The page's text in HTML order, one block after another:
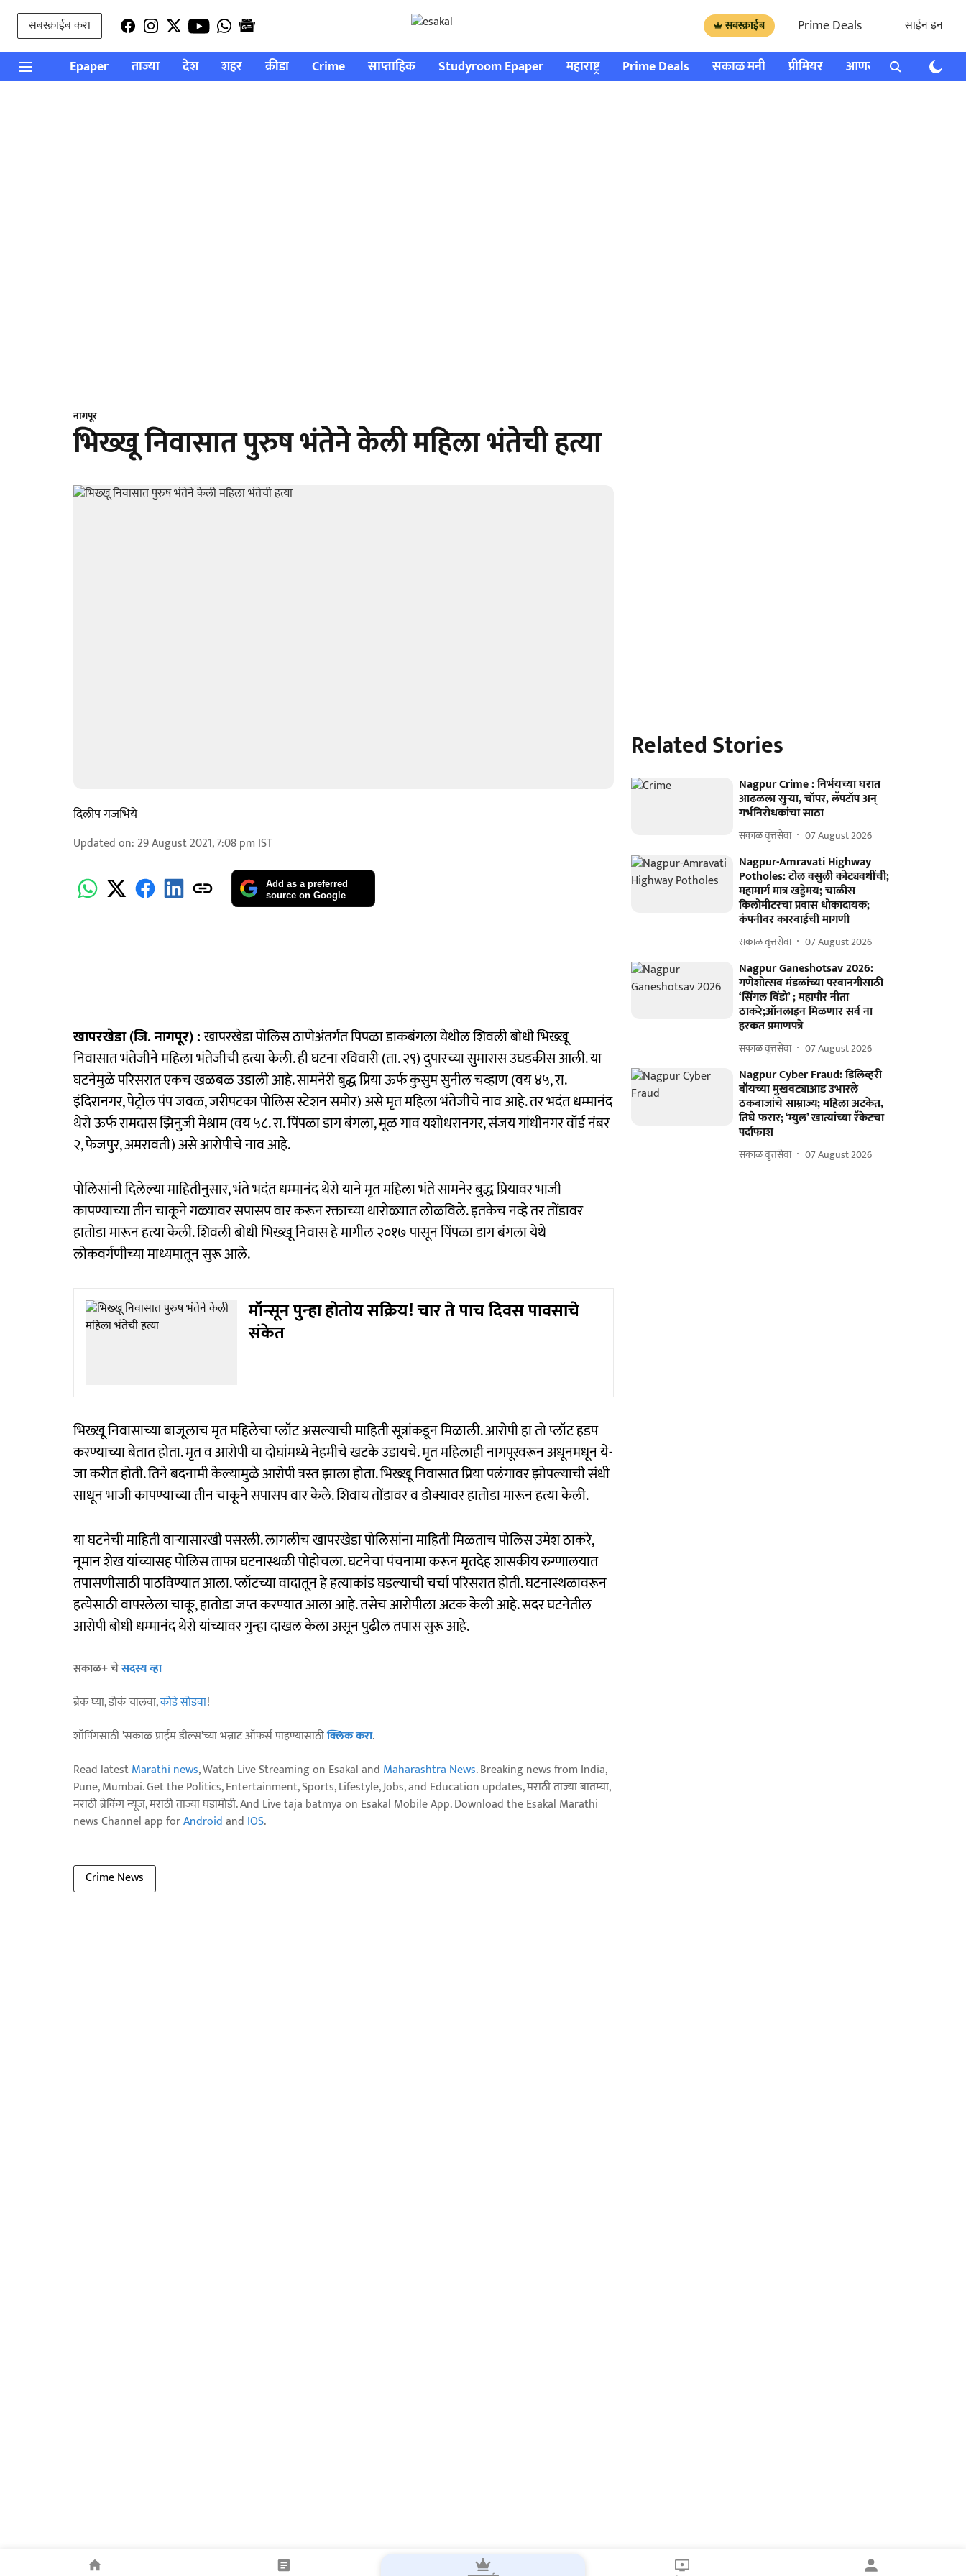
सबस्क्राईब करा सबस्क्राईब Prime Deals साईन इन
Epaper ताज्या देश शहर क्रीडा Crime साप्ताहिक Studyroom Epaper महाराष्ट्र Prime Deals सकाळ मनी प्रीमियर आणखी राशी भविष्य
नागपूर
भिख्खू निवासात पुरुष भंतेने केली महिला भंतेची हत्या
दिलीप गजभिये
Updated on: 29 August 2021, 7:08 pm IST
Add as a preferred
source on Google
खापरखेडा (जि. नागपूर) :खापरखेडा पोलिस ठाणेअंतर्गत पिपळा डाकबंगला येथील शिवली बोधी भिख्खू
निवासात भंतेजीने महिला भंतेजीची हत्या केली. ही घटना रविवारी (ता. २९) दुपारच्या सुमारास उघडकीस आली. या
घटनेमुळे परिसरात एकच खळबळ उडाली आहे. सामनेरी बुद्ध प्रिया ऊर्फ कुसुम सुनील चव्हाण (वय ४५, रा.
इंदिरानगर, पेट्रोल पंप जवळ, जरीपटका पोलिस स्टेशन समोर) असे मृत महिला भंतेजीचे नाव आहे. तर भदंत धम्मानंद
थेरो ऊर्फ रामदास झिनुजी मेश्राम (वय ५८. रा. पिंपळा डाग बंगला, मूळ गाव यशोधरानगर, संजय गांधीनगर वॉर्ड नंबर
२, फेजपुर, अमरावती) असे आरोपीचे नाव आहे.
पोलिसांनी दिलेल्या माहितीनुसार, भंते भदंत धम्मानंद थेरो याने मृत महिला भंते सामनेर बुद्ध प्रियावर भाजी
कापण्याच्या तीन चाकूने गळ्यावर सपासप वार करून रक्ताच्या थारोळ्यात लोळविले. इतकेच नव्हे तर तोंडावर
हातोडा मारून हत्या केली. शिवली बोधी भिख्खू निवास हे मागील २०१७ पासून पिंपळा डाग बंगला येथे
लोकवर्गणीच्या माध्यमातून सुरू आले.
मॉन्सून पुन्‍हा होतोय सक्रिय! चार ते पाच दिवस पावसाचे
संकेत
भिख्खू निवासाच्या बाजूलाच मृत महिलेचा प्लॉट असल्याची माहिती सूत्रांकडून मिळाली. आरोपी हा तो प्लॉट हडप
करण्याच्या बेतात होता. मृत व आरोपी या दोघांमध्ये नेहमीचे खटके उडायचे. मृत महिलाही नागपूरवरून अधूनमधून ये-
जा करीत होती. तिने बदनामी केल्यामुळे आरोपी त्रस्त झाला होता. भिख्खू निवासात प्रिया पलंगावर झोपल्याची संधी
साधून भाजी कापण्याच्या तीन चाकूने सपासप वार केले. शिवाय तोंडावर व डोक्यावर हातोडा मारून हत्या केली.
या घटनेची माहिती वाऱ्यासारखी पसरली. लागलीच खापरखेडा पोलिसांना माहिती मिळताच पोलिस उमेश ठाकरे,
नूमान शेख यांच्यासह पोलिस ताफा घटनास्थळी पोहोचला. घटनेचा पंचनामा करून मृतदेह शासकीय रुग्णालयात
तपासणीसाठी पाठविण्यात आला. प्लॉटच्या वादातून हे हत्याकांड घडल्याची चर्चा परिसरात होती. घटनास्थळावरून
हत्येसाठी वापरलेला चाकू, हातोडा जप्त करण्यात आला आहे. तसेच आरोपीला अटक केली आहे. सदर घटनेतील
आरोपी बोधी धम्मानंद थेरो यांच्यावर गुन्हा दाखल केला असून पुढील तपास सुरू आहे.
सकाळ+ चेसदस्य व्हा
ब्रेक घ्या, डोकं चालवा,कोडे सोडवा!
शॉपिंगसाठी 'सकाळ प्राईम डील्स'च्या भन्नाट ऑफर्स पाहण्यासाठीक्लिक करा.
Read latestMarathi news, Watch Live Streaming on Esakal and Maharashtra News. Breaking news from India,
Pune, Mumbai. Get the Politics, Entertainment, Sports, Lifestyle, Jobs, and Education updates, मराठी ताज्या बातम्या,
मराठी ब्रेकिंग न्यूज, मराठी ताज्या घडामोडी. And Live taja batmya on Esakal Mobile App. Download the Esakal Marathi
news Channel app forAndroidand IOS.
Crime News
Related Stories
Nagpur Crime : निर्भयच्या घरात
आढळला सुऱ्या, चॉपर, लॅपटॉप अन्
गर्भनिरोधकांचा साठा
सकाळ वृत्तसेवा 07 August 2026
Nagpur-Amravati Highway
Potholes: टोल वसुली कोट्यवधींची;
महामार्ग मात्र खड्डेमय; चाळीस
किलोमीटरचा प्रवास धोकादायक;
कंपनीवर कारवाईची मागणी
सकाळ वृत्तसेवा 07 August 2026
Nagpur Ganeshotsav 2026:
गणेशोत्सव मंडळांच्या परवानगीसाठी
‘सिंगल विंडो’ ; महापौर नीता
ठाकरे;ऑनलाइन मिळणार सर्व ना
हरकत प्रमाणपत्रे
सकाळ वृत्तसेवा 07 August 2026
Nagpur Cyber Fraud: डिलिव्हरी
बॉयच्या मुखवट्याआड उभारले
ठकबाजांचे साम्राज्य; महिला अटकेत,
तिघे फरार; ‘म्युल’ खात्यांच्या रॅकेटचा
पर्दाफाश
सकाळ वृत्तसेवा 07 August 2026